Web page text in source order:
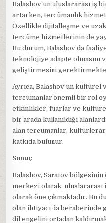
Balashov’un uluslararası
artarken, tercümanlık
Özellikle dijitalleşme ve
tercüme hizmetlerinin de
Bu durum, Balashov’da
teknolojiye adapte
geliştirmesini
Ayrıca, Balashov’un kültürel
tercümanlar önemli bir rol
etkinlikler, fuarlar ve
bir arada kullanıldığı
alan tercümanlar,
katkıda bulunur.
Sonuç
Balashov, Saratov
merkezi olarak,
olarak öne çıkmaktadır. Bu
olan ihtiyacı da beraberinde
dil engelini ortadan